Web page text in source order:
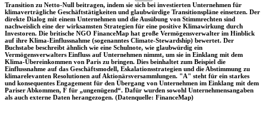
Transition zu Netto-Null beitragen, indem sie sich bei investierten Unternehmen für
klimaverträgliche Geschäftstätigkeiten und glaubwürdige Transitionspläne einsetzen. Der
direkte Dialog mit einem Unternehmen und die Ausübung von Stimmrechten sind
nachweislich eine der wirksamsten Strategien für eine positive Klimawirkung durch
Investoren. Die britische NGO FinanceMap hat große Vermögensverwalter im Hinblick
auf ihre Klima-Einflussnahme (sogenanntes Climate-Stewardship) bewertet. Der
Buchstabe beschreibt ähnlich wie eine Schulnote, wie glaubwürdig ein
Vermögensverwalters Einfluss auf Unternehmen nimmt, um sie in Einklang mit dem
Klima-Übereinkommen von Paris zu bringen. Dies beinhaltet zum Beispiel die
Einflussnahme auf das Geschäftsmodell, Eskalationsstrategien und die Abstimmung zu
klimarelevanten Resolutionen auf Aktionärsversammlungen. "A" steht für ein starkes
und konsequentes Engagement für den Übergang von Unternehmen im Einklang mit dem
Pariser Abkommen, F für „ungenügend“. Dafür wurden sowohl Unternehmensangaben
als auch externe Daten herangezogen. (Datenquelle: FinanceMap)